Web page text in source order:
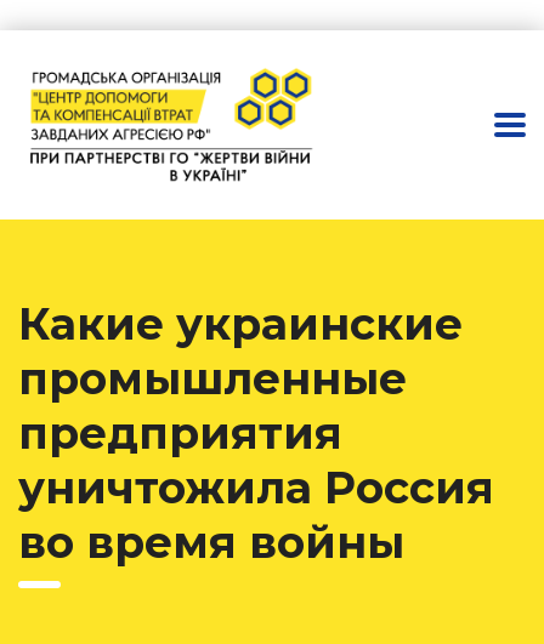
Какие украинские
промышленные
предприятия
уничтожила Россия
во время войны